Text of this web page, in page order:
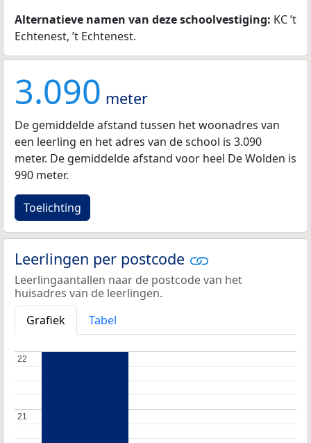
Alternatieve namen van deze schoolvestiging: KC ’t
Echtenest, ’t Echtenest.
3.090 meter
De gemiddelde afstand tussen het woonadres van
een leerling en het adres van de school is 3.090
meter. De gemiddelde afstand voor heel De Wolden is
990 meter.
Toelichting
Leerlingen per postcode
Leerlingaantallen naar de postcode van het
huisadres van de leerlingen.
Grafiek
Tabel
21
21
22
22